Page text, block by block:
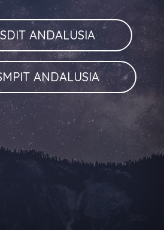
ANDALUSIA
ANDALUSIA